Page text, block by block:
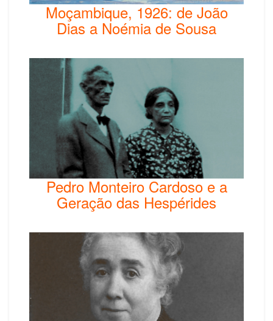
Moçambique, 1926: de João
Dias a Noémia de Sousa
Pedro Monteiro Cardoso e a
Geração das Hespérides